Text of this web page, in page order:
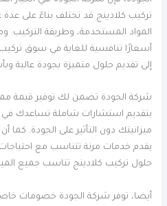
تركيب كلادينج قد تختلف بناءً على
المواد المستخدمة، وطريقة التركيب.
أسعارًا تنافسية للغاية في سوق
إلى تقديم حلول متميزة بجودة عالية
شركة الجودة تضمن لك توفير قيمة
بتقديم استشارات شاملة تساعدك في
ميزانيتك دون التأثير على الجودة.
يقدم خدمات مرنة تتناسب مع
حلول تركيب كلادينج تناسب جميع
أيضا، توفر شركة الجودة خصومات